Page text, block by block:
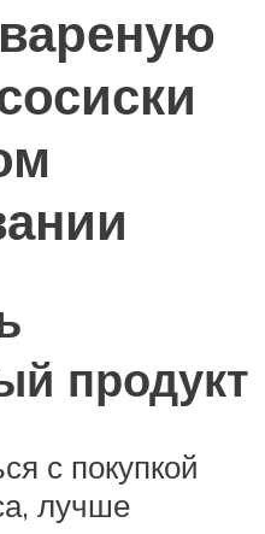
продукт
с покупкой
лучше